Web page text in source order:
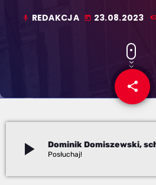
mic REDAKCJA today 23.08.2023
share
email
play_arrow